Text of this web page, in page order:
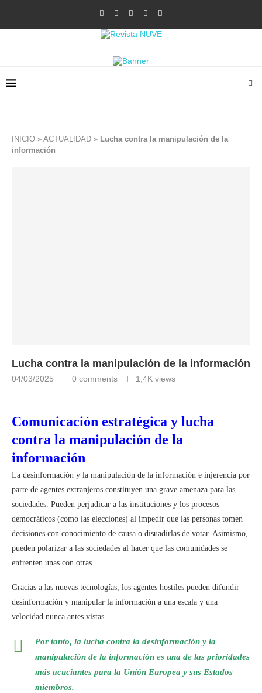
INICIO » ACTUALIDAD » Lucha contra la manipulación de la
información
Lucha contra la manipulación de la información
04/03/2025 0 comments 1,4K views
Comunicación estratégica y lucha
contra la manipulación de la
información
La desinformación y la manipulación de la información e injerencia por
parte de agentes extranjeros constituyen una grave amenaza para las
sociedades. Pueden perjudicar a las instituciones y los procesos
democráticos (como las elecciones) al impedir que las personas tomen
decisiones con conocimiento de causa o disuadirlas de votar. Asimismo,
pueden polarizar a las sociedades al hacer que las comunidades se
enfrenten unas con otras.
Gracias a las nuevas tecnologías, los agentes hostiles pueden difundir
desinformación y manipular la información a una escala y una
velocidad nunca antes vistas.
Por tanto, la lucha contra la desinformación y la
manipulación de la información es una de las prioridades
más acuciantes para la Unión Europea y sus Estados
miembros.